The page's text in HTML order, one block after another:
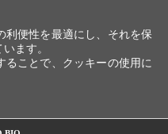
便性を最適にし、それを保
ます。
ことで、クッキーの使用に